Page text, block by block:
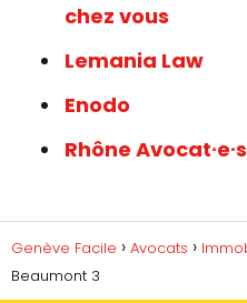
chez vous
Lemania Law
Enodo
Rhône Avocat∙e∙s
Genève Facile Avocats
Beaumont 3